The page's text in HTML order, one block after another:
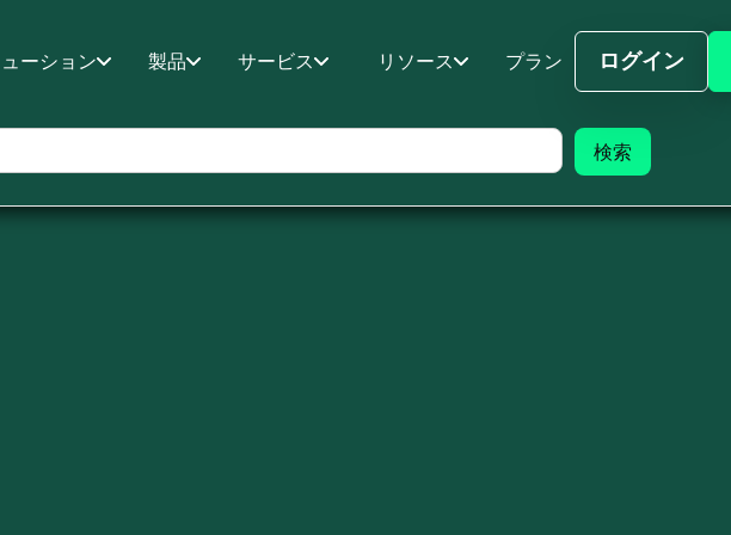
ーション 製品 サービス リソース プラン
ログイン
サインイン